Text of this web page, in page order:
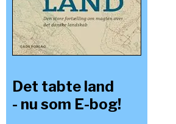
Det tabte land
- nu som E-bog!